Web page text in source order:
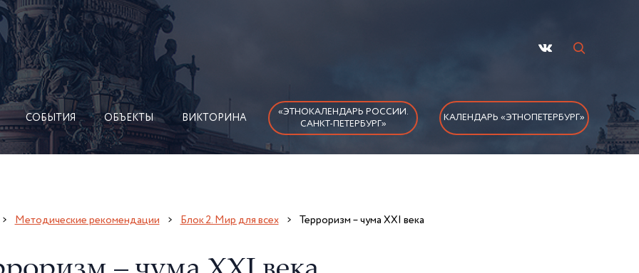
СОБЫТИЯ ОБЪЕКТЫ ВИКТОРИНА
«ЭТНОКАЛЕНДАРЬ РОССИИ.
САНКТ-ПЕТЕРБУРГ»
КАЛЕНДАРЬ «ЭТНОПЕТЕРБУРГ»
Методические рекомендации Блок 2. Мир для всех Терроризм – чума XXI века